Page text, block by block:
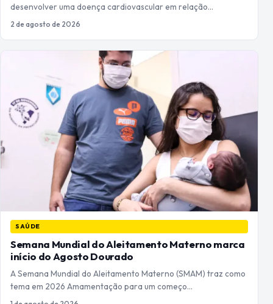
desenvolver uma doença cardiovascular em relação…
2 de agosto de 2026
SAÚDE
Semana Mundial do Aleitamento Materno marca
início do Agosto Dourado
A Semana Mundial do Aleitamento Materno (SMAM) traz como
tema em 2026 Amamentação para um começo…